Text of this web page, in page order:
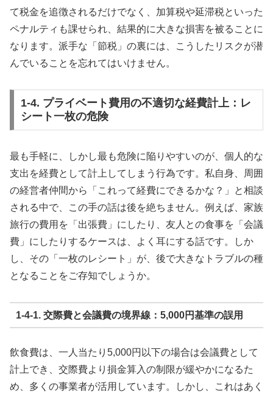
て税金を追徴されるだけでなく、加算税や延滞税といった
ペナルティも課せられ、結果的に大きな損害を被ることに
なります。派手な「節税」の裏には、こうしたリスクが潜
んでいることを忘れてはいけません。
1-4. プライベート費用の不適切な経費計上：レ
シート一枚の危険
最も手軽に、しかし最も危険に陥りやすいのが、個人的な
支出を経費として計上してしまう行為です。私自身、周囲
の経営者仲間から「これって経費にできるかな？」と相談
される中で、この手の話は後を絶ちません。例えば、家族
旅行の費用を「出張費」にしたり、友人との食事を「会議
費」にしたりするケースは、よく耳にする話です。しか
し、その「一枚のレシート」が、後で大きなトラブルの種
となることをご存知でしょうか。
1-4-1. 交際費と会議費の境界線：5,000円基準の誤用
飲食費は、一人当たり5,000円以下の場合は会議費として
計上でき、交際費より損金算入の制限が緩やかになるた
め、多くの事業者が活用しています。しかし、これはあく